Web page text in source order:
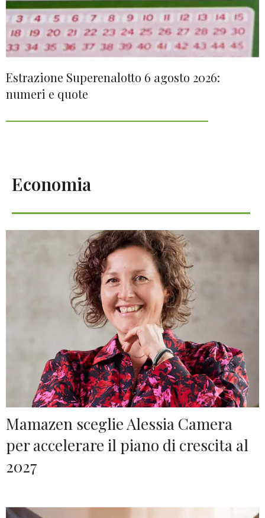
Estrazione Superenalotto 6 agosto 2026:
numeri e quote
Economia
Mamazen sceglie Alessia Camera
per accelerare il piano di crescita al
2027